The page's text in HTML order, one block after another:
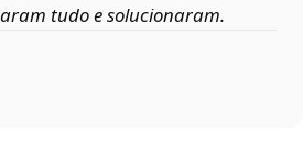
tudo e solucionaram.